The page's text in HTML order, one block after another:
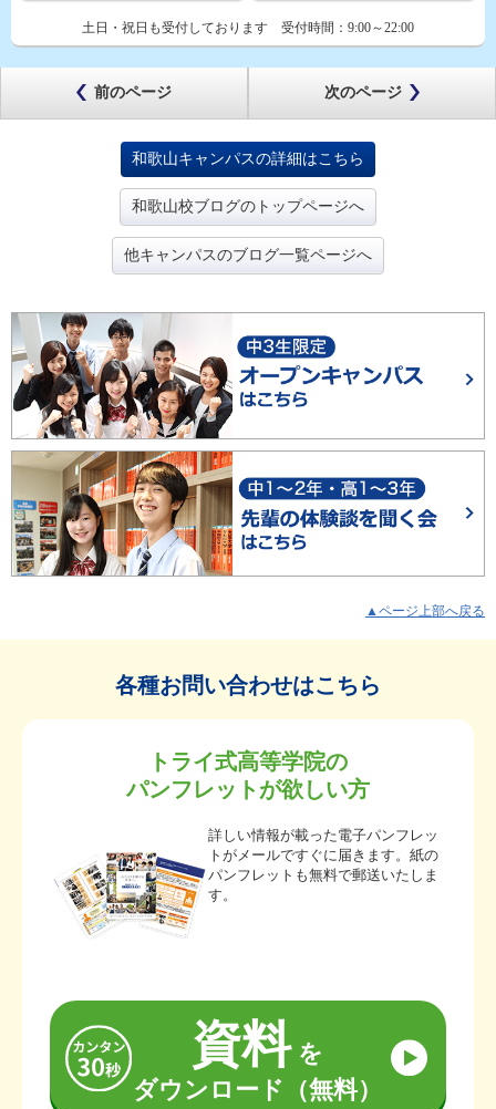
土日・祝日も受付しております 受付時間： 9:00～22:00
前のページ 次のページ
和歌山キャンパスの詳細はこちら
和歌山校ブログのトップページへ
他キャンパスのブログ一覧ページへ
▲ページ上部へ戻る
各種お問い合わせはこちら
トライ式高等学院の
パンフレットが欲しい方
詳しい情報が載った電子パンフレッ
トがメールですぐに届きます。紙の
パンフレットも無料で郵送いたしま
す。
資料を
ダウンロード（無料）